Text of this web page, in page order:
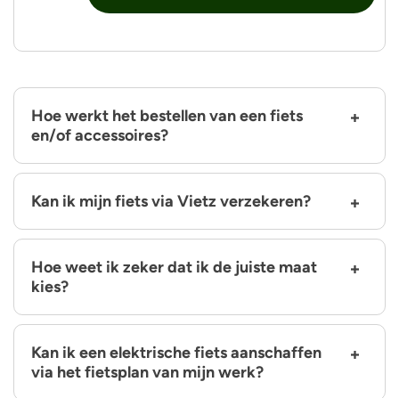
Hoe werkt het bestellen van een fiets
en/of accessoires?
Kan ik mijn fiets via Vietz verzekeren?
Hoe weet ik zeker dat ik de juiste maat
kies?
Kan ik een elektrische fiets aanschaffen
via het fietsplan van mijn werk?